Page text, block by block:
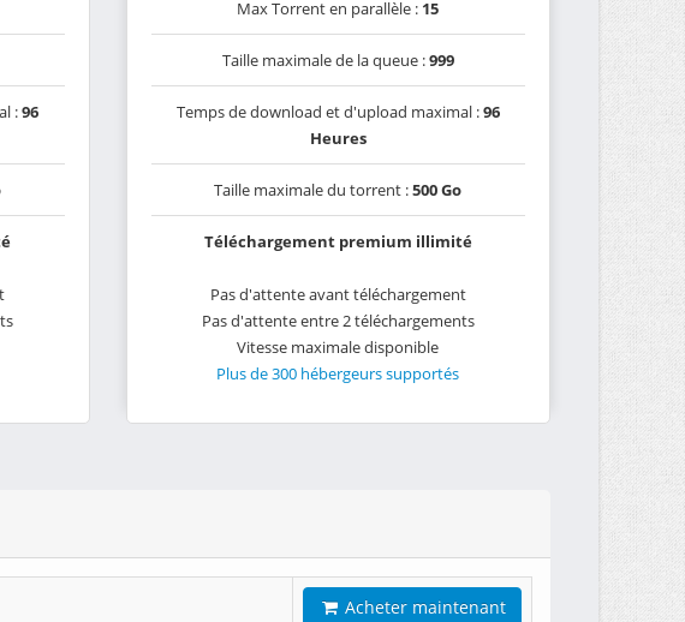
:96
Max Torrent en parallèle : 15
Taille maximale de la queue :999
Temps de download et d'upload maximal :96
Heures
Taille maximale du torrent :500 Go
Téléchargement premium illimité
Pas d'attente avant téléchargement
Pas d'attente entre 2 téléchargements
Vitesse maximale disponible
Plus de 300 hébergeurs supportés
Acheter maintenant